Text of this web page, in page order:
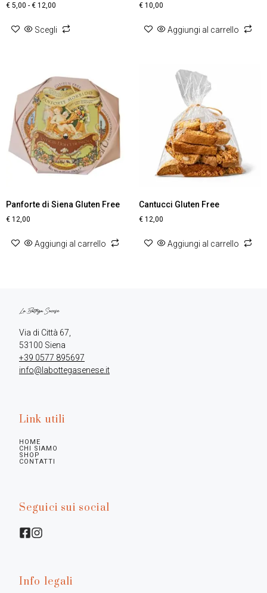
€ 5,00 - € 12,00
Scegli
€10,00
Aggiungi al carrello
Panforte di Siena Gluten Free
€ 12,00
Aggiungi al carrello
Cantucci Gluten Free
€12,00
Aggiungi al carrello
Via di Città 67,
+39 0577 895697
info@labottegasenese.it
Link utili
HOME
CHI SIAMO
SHOP
CONTATTI
Seguici sui social
Info legali